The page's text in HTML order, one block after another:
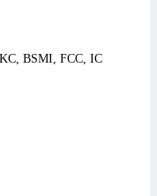
BSMI, FCC, IC